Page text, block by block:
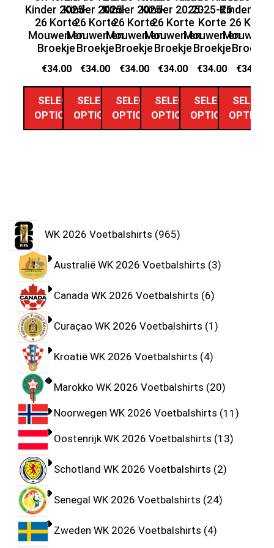
Kinder 2025-
26 Korte
Mouwen en
Broekje
€34.00
SELECT
OPTIONS
Kinder 2025-
26 Korte
Mouwen en
Broekje
€34.00
SELECT
OPTIONS
Kinder 2025-
26 Korte
Mouwen en
Broekje
€34.00
SELECT
OPTIONS
Kinder 2025-
26 Korte
Mouwen en
Broekje
€34.00
SELECT
OPTIONS
2025-26
Korte
Mouwen en
Broekje
€34.00
SELECT
OPTIONS
Kinder
26 Korte
Mouwen
Broekje
€34.00
SELECT
OPTIONS
WK 2026 Voetbalshirts 965
Australië WK 2026 Voetbalshirts 3
Canada WK 2026 Voetbalshirts 6
Curaçao WK 2026 Voetbalshirts 1
Kroatië WK 2026 Voetbalshirts 4
Marokko WK 2026 Voetbalshirts 20
Noorwegen WK 2026 Voetbalshirts 11
Oostenrijk WK 2026 Voetbalshirts 13
Schotland WK 2026 Voetbalshirts 2
Senegal WK 2026 Voetbalshirts 24
Zweden WK 2026 Voetbalshirts 4